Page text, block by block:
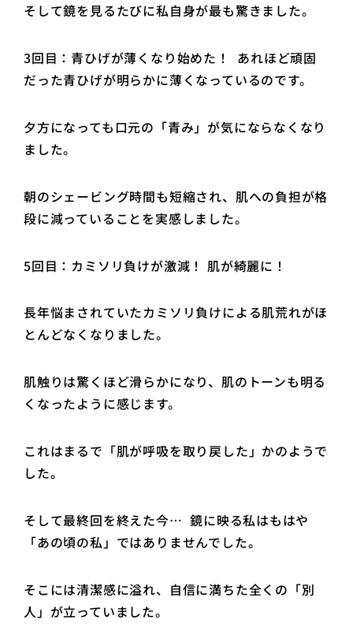
そして鏡を見るたびに私自身が最も驚きました。
3回目：青ひげが薄くなり始めた！ あれほど頑固
だった青ひげが明らかに薄くなっているのです。
夕方になっても口元の「青み」が気にならなくなり
ました。
朝のシェービング時間も短縮され、肌への負担が格
段に減っていることを実感しました。
5回目：カミソリ負けが激減！ 肌が綺麗に！
長年悩まされていたカミソリ負けによる肌荒れがほ
とんどなくなりました。
肌触りは驚くほど滑らかになり、肌のトーンも明る
くなったように感じます。
これはまるで「肌が呼吸を取り戻した」かのようで
した。
そして最終回を終えた今… 鏡に映る私はもはや
「あの頃の私」ではありませんでした。
そこには清潔感に溢れ、自信に満ちた全くの「別
人」が立っていました。